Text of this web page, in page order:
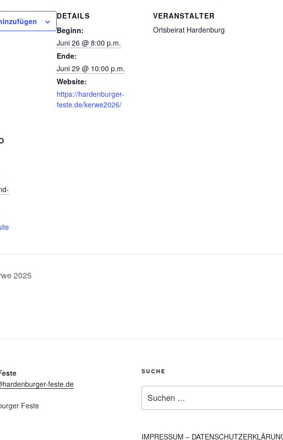
DETAILS
Beginn:
Juni 26 @ 8:00 p.m.
Ende:
Juni 29 @ 10:00 p.m.
Website:
https://hardenburger-
feste.de/kerwe2026/
VERANSTALTER
Ortsbeirat Hardenburg
2025
feste.de
SUCHE
nach:
IMPRESSUM –